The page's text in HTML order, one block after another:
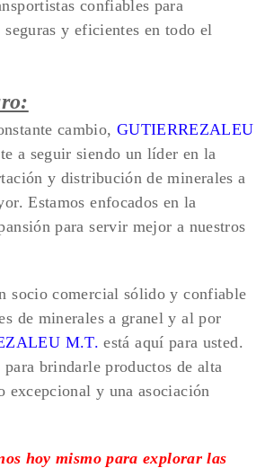
confiables para
seguras y eficientes en todo el
cambio, GUTIERREZALEU
a seguir siendo un líder en la
y distribución de minerales a
Estamos enfocados en la
para servir mejor a nuestros
socio comercial sólido y confiable
de minerales a granel y al por
M.T. está aquí para usted.
brindarle productos de alta
excepcional y una asociación
hoy mismo para explorar las